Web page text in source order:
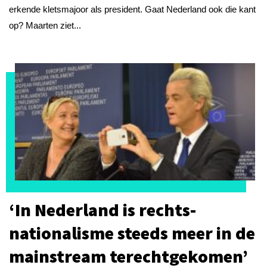
erkende kletsmajoor als president. Gaat Nederland ook die kant
op? Maarten ziet...
‘In Nederland is rechts-
nationalisme steeds meer in de
mainstream terechtgekomen’